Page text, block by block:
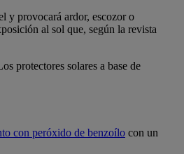
y provocará ardor, escozor o
al sol que, según la revista
protectores solares a base de
con peróxido de benzoílo con un